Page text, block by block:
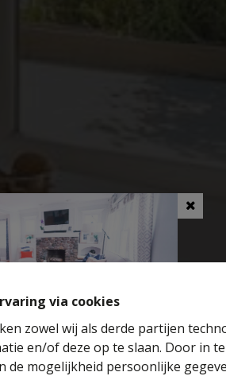
via cookies
zowel wij als derde partijen
en/of deze op te slaan. Door in
mogelijkheid persoonlijke
waarde van je huis?